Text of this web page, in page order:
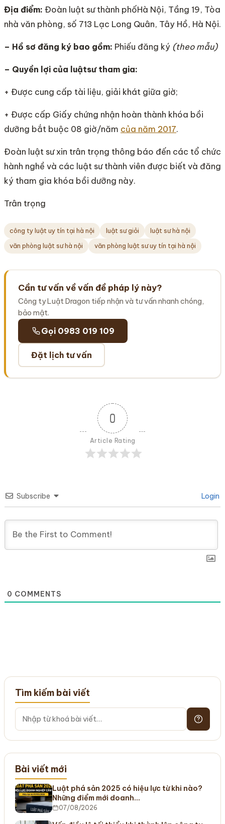
Địa điểm: Đoàn luật sư thành phốHà Nội, Tầng 19, Tòa
nhà văn phòng, số 713 Lạc Long Quân, Tây Hồ, Hà Nội.
– Hồ sơ đăng ký bao gồm: Phiếu đăng ký (theo mẫu)
– Quyền lợi của luậtsư tham gia:
+ Được cung cấp tài liệu, giải khát giữa giờ;
+ Được cấp Giấy chứng nhận hoàn thành khóa bồi
dưỡng bắt buộc 08 giờ/năm của năm 2017.
Đoàn luật sư xin trân trọng thông báo đến các tổ chức
hành nghề và các luật sư thành viên được biết và đăng
ký tham gia khóa bồi dưỡng này.
Trân trọng
công ty luật uy tín tại hà nội luật sư giỏi
luật sư hà nội
văn phòng luật sư hà nội
văn phòng luật sư uy tín tại hà nội
Cần tư vấn về vấn đề pháp lý này?
Công ty Luật Dragon tiếp nhận và tư vấn nhanh chóng,
bảo mật.
Gọi 0983 019 109
Đặt lịch tư vấn
0
Article Rating
Subscribe Login
0 COMMENTS
Tìm kiếm bài viết
Bài viết mới
Luật phá sản 2025 có hiệu lực từ khi nào?
Những điểm mới doanh…
07/08/2026